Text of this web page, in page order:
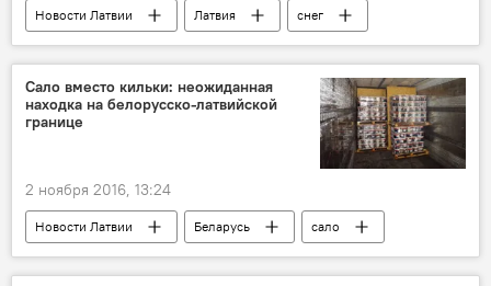
Новости Латвии Латвия
снег
погода
Погода в Латвии
Сало вместо кильки: неожиданная
находка на белорусско-латвийской
границе
2 ноября 2016, 13:24
Новости Латвии Беларусь
сало
килька